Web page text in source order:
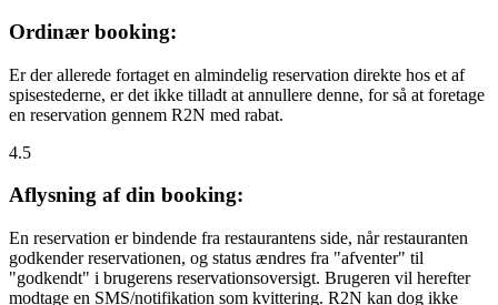
Ordinær booking:
Er der allerede fortaget en almindelig reservation direkte hos et af
spisestederne, er det ikke tilladt at annullere denne, for så at foretage
en reservation gennem R2N med rabat.
4.5
Aflysning af din booking:
En reservation er bindende fra restaurantens side, når restauranten
godkender reservationen, og status ændres fra "afventer" til
"godkendt" i brugerens reservationsoversigt. Brugeren vil herefter
modtage en SMS/notifikation som kvittering. R2N kan dog ikke